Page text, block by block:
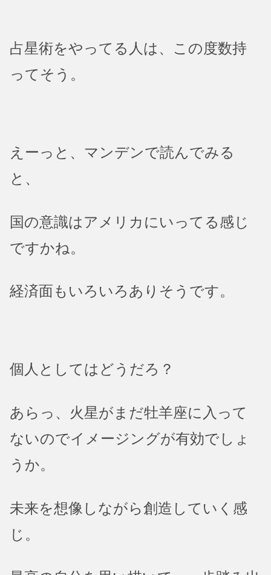
占星術をやってる人は、この度数持
ってそう。
えーっと、マンデンで読んでみる
と、
国の意識はアメリカにいってる感じ
ですかね。
経済面もいろいろありそうです。
個人としてはどうだろ？
あらっ、火星がまだ牡羊座に入って
ないのでイメージングが有効でしょ
うか。
未来を想像しながら創造していく感
じ。